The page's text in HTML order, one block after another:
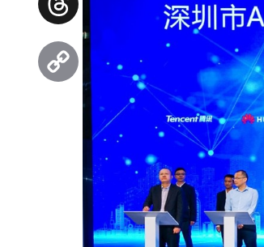
Threads
Copy